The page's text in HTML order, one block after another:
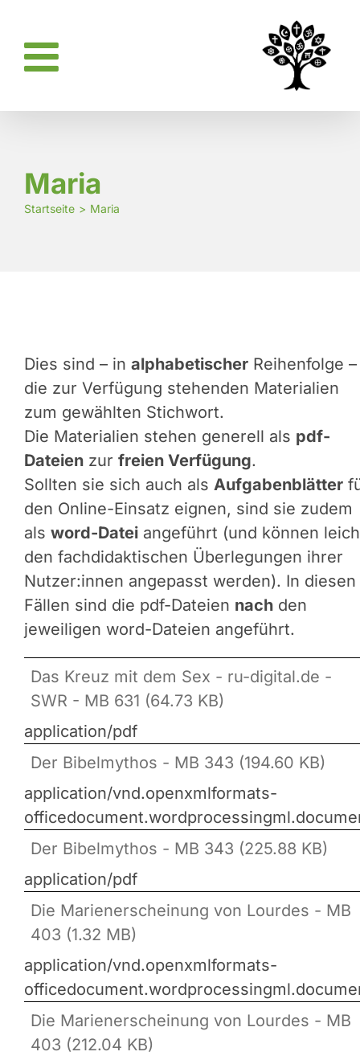
springen
Maria
Startseite Maria
Dies sind – in alphabetischer Reihenfolge –
die zur Verfügung stehenden Materialien
zum gewählten Stichwort.
Die Materialien stehen generell als pdf-
Dateien zur freien Verfügung.
Sollten sie sich auch als Aufgabenblätter
den Online-Einsatz eignen, sind sie zudem
als word-Datei angeführt (und können
den fachdidaktischen Überlegungen ihrer
Nutzer:innen angepasst werden). In diesen
Fällen sind die pdf-Dateien nach den
jeweiligen word-Dateien angeführt.
Das Kreuz mit dem Sex - ru-digital.de -
SWR - MB 631 (64.73 KB)
application/pdf
Der Bibelmythos - MB 343 (194.60 KB)
application/vnd.openxmlformats-
Der Bibelmythos - MB 343 (225.88 KB)
application/pdf
Die Marienerscheinung von Lourdes - MB
403 (1.32 MB)
application/vnd.openxmlformats-
Die Marienerscheinung von Lourdes - MB
403 (212.04 KB)